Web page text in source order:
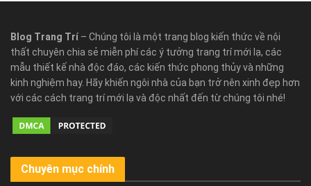
Blog Trang Trí – Chúng tôi là một trang blog kiến thức về nội
thất chuyên chia sẻ miễn phí các ý tưởng trang trí mới lạ, các
mẫu thiết kế nhà độc đáo, các kiến thức phong thủy và những
kinh nghiệm hay. Hãy khiến ngôi nhà của bạn trở nên xinh đẹp hơn
với các cách trang trí mới lạ và độc nhất đến từ chúng tôi nhé!
Chuyên mục chính